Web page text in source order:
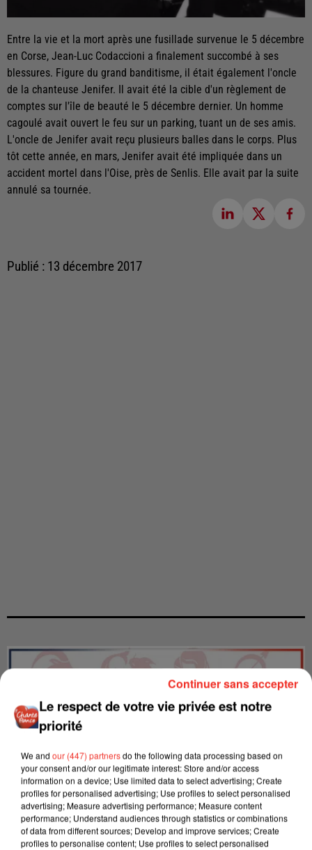
Entre la vie et la mort après une fusillade survenue le 5 décembre
en Corse, Jean-Luc Codaccioni a finalement succombé à ses
blessures. Figure du grand banditisme, il était également l'oncle
de la chanteuse Jenifer. Il avait été la cible d'un règlement de
comptes sur l'île de beauté le 5 décembre dernier. Un homme
cagoulé avait ouvert le feu sur un parking, tuant un de ses amis.
L'oncle de Jenifer avait reçu plusieurs balles dans le corps. Plus
tôt cette année, en mars, Jenifer avait été impliquée dans un
accident mortel dans l'Oise, près de Senlis. Elle avait par la suite
annulé sa tournée.
Publié : 13 décembre 2017
LES INTERVIEWS CHANTE
Voir plus
Le respect de votre vie privée est notre
priorité
We and our (447) partnersdo the following data processing based on
your consent and/or our legitimate interest: Store and/or access
information on a device; Use limited data to select advertising; Create
profiles for personalised advertising; Use profiles to select personalised
advertising; Measure advertising performance; Measure content
performance; Understand audiences through statistics or combinations
of data from different sources; Develop and improve services; Create
profiles to personalise content; Use profiles to select personalised
Continuer sans accepter